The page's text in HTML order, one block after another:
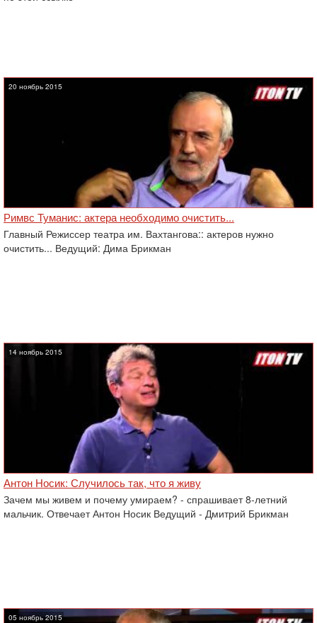
20 ноябрь 2015
Римвс Туманис: актера необходимо очистить...
Главный Режиссер театра им. Вахтангова:: актеров нужно
очистить... Ведущий: Дима Брикман
14 ноябрь 2015
Антон Носик: Случилось так, что я живу
Зачем мы живем и почему умираем? - спрашивает 8-летний
мальчик. Отвечает Антон Носик Ведущий - Дмитрий Брикман
05 ноябрь 2015